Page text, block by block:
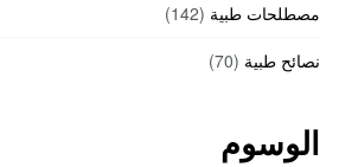
مصطلحات طبية (142)
نصائح طبية (70)
الوسوم